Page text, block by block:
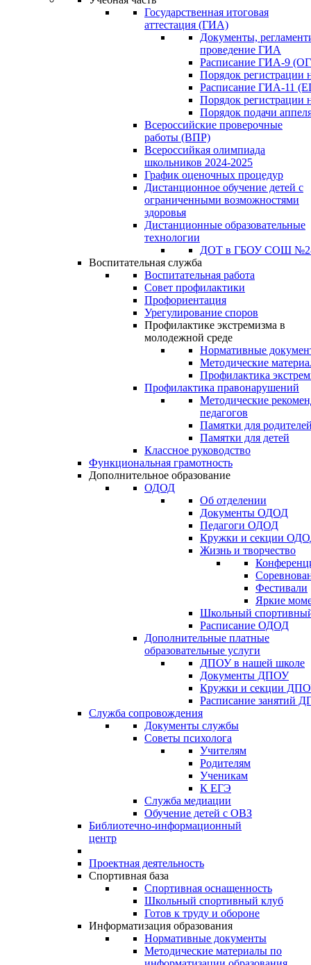
Государственная итоговая
аттестация (ГИА)
Документы,
проведение ГИА
Расписание ГИА-9
Порядок регистрации
Расписание ГИА-11
Порядок регистрации
Порядок подачи
Всероссийские проверочные
работы (ВПР)
Всероссийкая олимпиада
школьников 2024-2025
График оценочных процедур
Дистанционное обучение детей с
ограниченными возможностями
здоровья
Дистанционные образовательные
технологии
ДОТ в ГБОУ СОШ
Воспитательная служба
Воспитательная работа
Совет профилактики
Профориентация
Урегулирование споров
Профилактике экстремизма в
молодежной среде
Нормативные
Методические
Профилактика
Профилактика правонарушений
Методические
педагогов
Памятки для
Памятки для детей
Классное руководство
Функциональная грамотность
Дополнительное образование
ОДОД
Об отделении
Документы ОДОД
Педагоги ОДОД
Кружки и секции
Жизнь и творчество
Фестивали
Яркие
Школьный
Расписание ОДОД
Дополнительные платные
образовательные услуги
ДПОУ в нашей школе
Документы ДПОУ
Кружки и секции
Расписание занятий
Служба сопровождения
Документы службы
Советы психолога
Учителям
Родителям
Ученикам
К ЕГЭ
Служба медиации
Обучение детей с ОВЗ
Библиотечно-информационный
центр
Проектная деятельность
Спортивная база
Спортивная оснащенность
Школьный спортивный клуб
Готов к труду и обороне
Информатизация образования
Нормативные документы
Методические материалы по